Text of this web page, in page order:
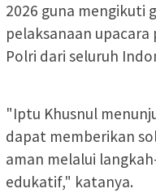
2026 guna mengikuti
pelaksanaan
Polri dari seluruh
"Iptu Khusnul
dapat memberikan
aman melalui
edukatif," katanya.